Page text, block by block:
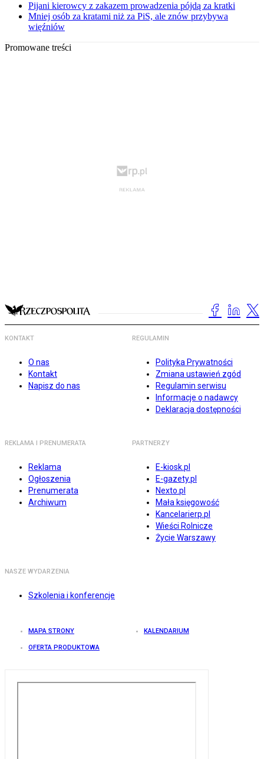
Pijani kierowcy z zakazem prowadzenia pójdą za kratki
Mniej osób za kratami niż za PiS, ale znów przybywa
więźniów
Promowane treści
KONTAKT
O nas
Kontakt
Napisz do nas
REGULAMIN
Polityka Prywatności
Zmiana ustawień zgód
Regulamin serwisu
Informacje o nadawcy
Deklaracja dostępności
REKLAMA I PRENUMERATA
Reklama
Ogłoszenia
Prenumerata
Archiwum
PARTNERZY
E-kiosk.pl
E-gazety.pl
Nexto.pl
Mała księgowość
Kancelarierp.pl
Wieści Rolnicze
Życie Warszawy
NASZE WYDARZENIA
Szkolenia i konferencje
MAPA STRONY KALENDARIUM
OFERTA PRODUKTOWA